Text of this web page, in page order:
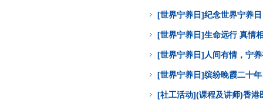
[世界宁养日]纪念世界宁养
[世界宁养日]生命远行 真情
[世界宁养日]人间有情，宁
[世界宁养日]缤纷晚霞二十
[社工活动](课程及讲师)香